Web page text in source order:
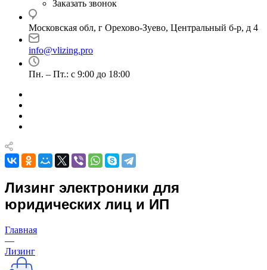
Заказать звонок
Московская обл, г Орехово-Зуево, Центральный б-р, д 4
info@vlizing.pro
Пн. – Пт.: с 9:00 до 18:00
Лизинг электроники для
юридических лиц и ИП
Главная
—
Лизинг